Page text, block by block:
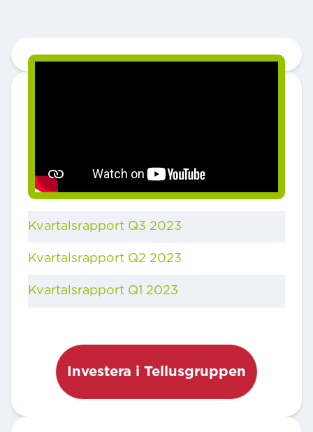
2023
Kvartalsrapport Q3 2023
Kvartalsrapport Q2 2023
Kvartalsrapport Q1 2023
Investera i Tellusgruppen